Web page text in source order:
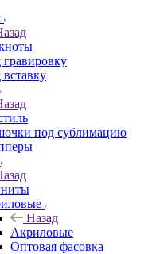
под сублимацию
Назад
Акриловые
Оптовая фасовка